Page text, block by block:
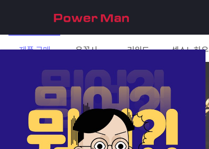
제품 구매 은꼴사 리워드 섹스노하우